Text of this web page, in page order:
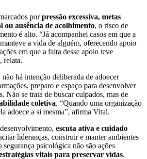
porpressão excessiva, metas
ou ausência de acolhimento, o risco de
é alto. “Já acompanhei casos em que a
a vida de alguém, oferecendo apoio
em que a falta desse apoio teve
relata.
há intenção deliberada de adoecer
preparo e espaço para desenvolver
Não se trata de buscar culpados, mas de
coletiva. “Quando uma organização
adoece a si mesma”, afirma Vital.
escuta ativa e cuidado
lideranças, construir e manter ambientes
psicológica não são ações
vitais para preservar vidas.